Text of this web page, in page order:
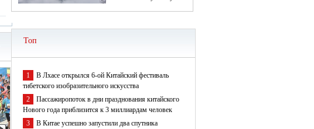
Топ
1 В Лхасе открылся 6-ой Китайский фестиваль
тибетского изобразительного искусства
2 Пассажиропоток в дни празднования китайского
Нового года приблизится к 3 миллиардам человек
3 В Китае успешно запустили два спутника